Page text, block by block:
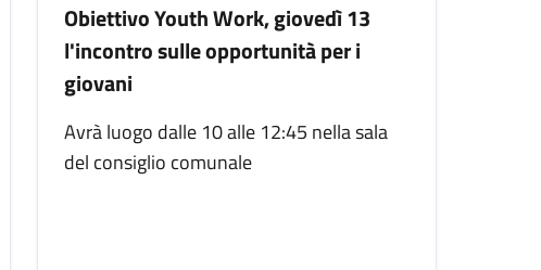
Obiettivo Youth Work, giovedì 13
l'incontro sulle opportunità per i
giovani
Avrà luogo dalle 10 alle 12:45 nella sala
del consiglio comunale